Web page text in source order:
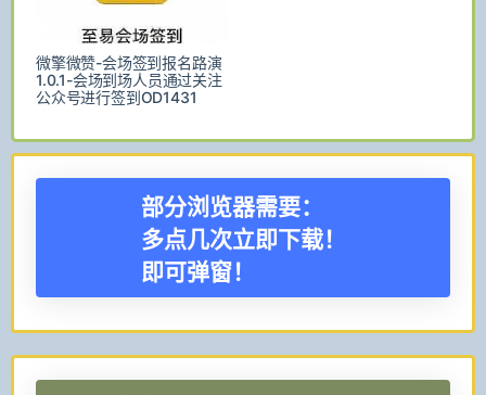
微擎微赞-会场签到报名路演
1.0.1-会场到场人员通过关注
公众号进行签到OD1431
部分浏览器需要：
多点几次立即下载！
即可弹窗！